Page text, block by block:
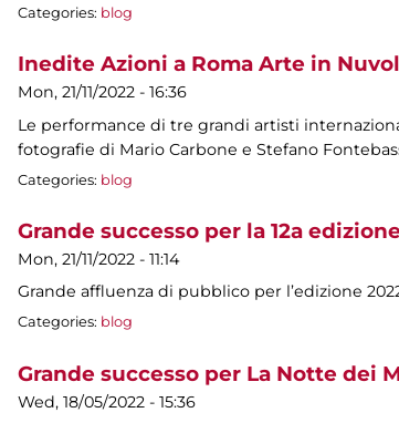
Categories: blog
Inedite Azioni a Roma Arte in
Mon, 21/11/2022 - 16:36
Le performance di tre grandi artisti
fotografie di Mario Carbone e Stefano
Categories: blog
Grande successo per la 12a
Mon, 21/11/2022 - 11:14
Grande affluenza di pubblico per l’edizione
Categories: blog
Grande successo per La Notte dei
Wed, 18/05/2022 - 15:36